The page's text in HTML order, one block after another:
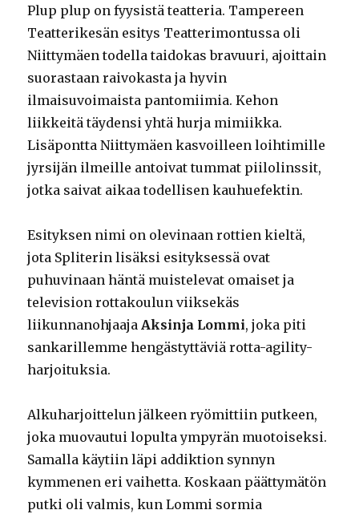
Plup plup on fyysistä teatteria. Tampereen
Teatterikesän esitys Teatterimontussa oli
Niittymäen todella taidokas bravuuri, ajoittain
suorastaan raivokasta ja hyvin
ilmaisuvoimaista pantomiimia. Kehon
liikkeitä täydensi yhtä hurja mimiikka.
Lisäpontta Niittymäen kasvoilleen loihtimille
jyrsijän ilmeille antoivat tummat piilolinssit,
jotka saivat aikaa todellisen kauhuefektin.
Esityksen nimi on olevinaan rottien kieltä,
jota Spliterin lisäksi esityksessä ovat
puhuvinaan häntä muistelevat omaiset ja
television rottakoulun viiksekäs
liikunnanohjaajaAksinja Lommi, joka piti
sankarillemme hengästyttäviä rotta-agility-
harjoituksia.
Alkuharjoittelun jälkeen ryömittiin putkeen,
joka muovautui lopulta ympyrän muotoiseksi.
Samalla käytiin läpi addiktion synnyn
kymmenen eri vaihetta. Koskaan päättymätön
putki oli valmis, kun Lommi sormia